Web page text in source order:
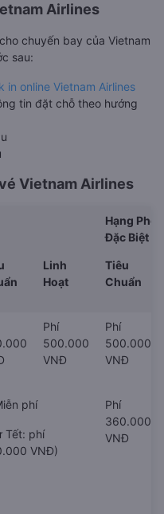
Airlines
chuyến bay của Vietnam
sau:
in online Vietnam Airlines
tin đặt chỗ theo hướng
Vietnam Airlines
Hạng Phổ
Đặc Biệt
Linh
Hoạt
Tiêu
Chuẩn
Phí
500.000
VNĐ
Phí
500.000
VNĐ
phí
Tết: phí
VNĐ)
Phí
360.000
VNĐ